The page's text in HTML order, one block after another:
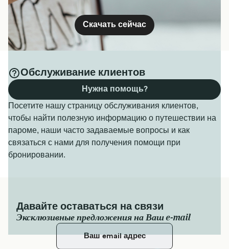
Скачать сейчас
Обслуживание клиентов
Посетите нашу страницу обслуживания клиентов,
чтобы найти полезную информацию о путешествии на
пароме, наши часто задаваемые вопросы и как
связаться с нами для получения помощи при
бронировании.
Нужна помощь?
Давайте оставаться на связи
Эксклюзивные предложения на Ваш e-mail